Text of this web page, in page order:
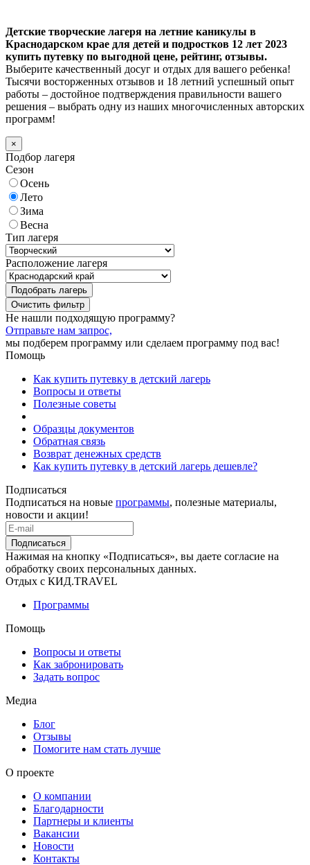
Детские творческие лагеря на летние каникулы в
Краснодарском крае для детей и подростков 12 лет 2023
купить путевку по выгодной цене, рейтинг, отзывы.
Выберите качественный досуг и отдых для вашего ребенка!
Тысячи восторженных отзывов и 18 летний успешный опыт
работы – достойное подтверждения правильности вашего
решения – выбрать одну из наших многочисленных авторских
программ!
×
Подбор лагеря
Сезон
Осень
Лето
Зима
Весна
Тип лагеря
Расположение лагеря
Подобрать лагерь
Не нашли подходящую программу?
Отправьте нам запрос,
мы подберем программу или сделаем программу под вас!
Помощь
Как купить путевку в детский лагерь
Вопросы и ответы
Полезные советы
Образцы документов
Обратная связь
Возврат денежных средств
Как купить путевку в детский лагерь дешевле?
Подписаться
Подписаться на новые программы, полезные материалы,
новости и акции!
Подписаться
Нажимая на кнопку «Подписаться», вы даете согласие на
обработку своих персональных данных.
Отдых с КИД.TRAVEL
Программы
Помощь
Вопросы и ответы
Как забронировать
Задать вопрос
Медиа
Блог
Отзывы
Помогите нам стать лучше
О проекте
О компании
Благодарности
Партнеры и клиенты
Вакансии
Новости
Контакты